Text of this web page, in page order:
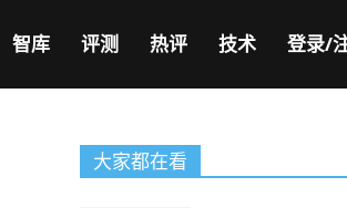
智库 评测 热评 技术 登录/
大家都在看